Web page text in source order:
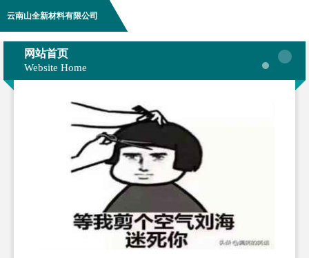
云南山全新材料有限公司
网站首页
Website Home